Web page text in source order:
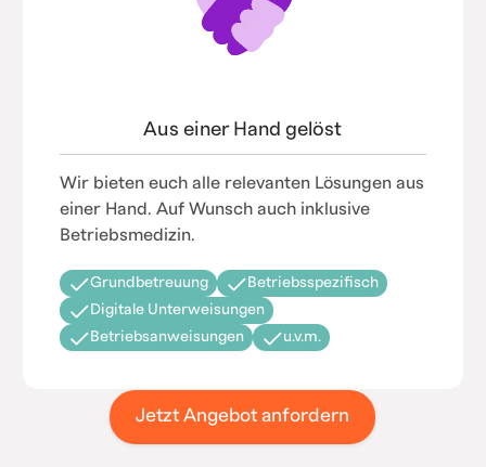
Aus einer Hand gelöst
Wir bieten euch alle relevanten Lösungen aus
einer Hand. Auf Wunsch auch inklusive
Betriebsmedizin.
Grundbetreuung
Betriebsspezifisch
Digitale Unterweisungen
Betriebsanweisungen
u.v.m.
Jetzt Angebot anfordern